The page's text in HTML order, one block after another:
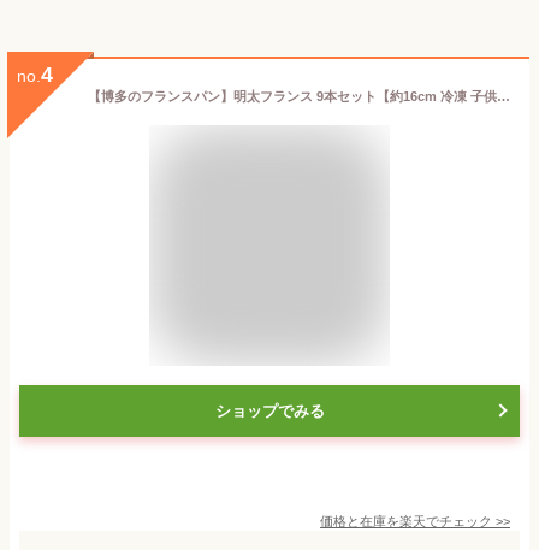
no. 4
【博多のフランスパン】明太フランス 9本セット【約16cm 冷凍 子供にもおすすめ 外カリカリ中もっちり】
ショップでみる
価格と在庫を楽天でチェック >>